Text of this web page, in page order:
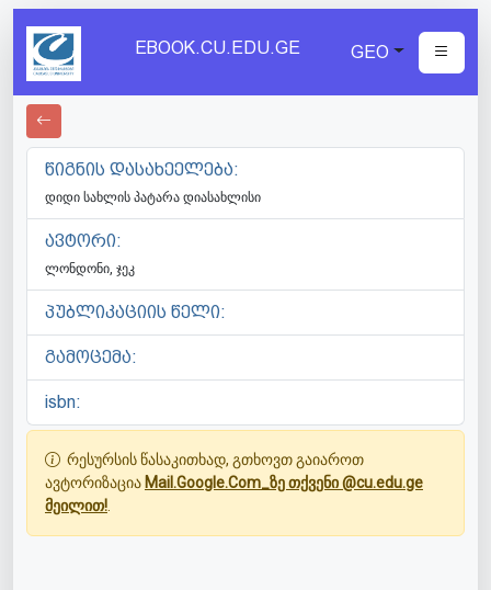
EBOOK.CU.EDU.GE GEO
წიგნის დასახეელება:
დიდი სახლის პატარა დიასახლისი
ავტორი:
ლონდონი, ჯეკ
პუბლიკაციის წელი:
გამოცემა:
isbn:
რესურსის წასაკითხად, გთხოვთ გაიაროთ
ავტორიზაცია Mail.Google.Com_ზე თქვენი @cu.edu.ge
მეილით!